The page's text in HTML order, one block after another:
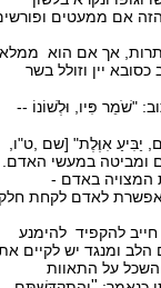
הזה אם ממעטים
אך אם הוא ממלא
יין וזולל בשר
"שֹׁמֵר פִּיו, וּלְשׁוֹנוֹ --
יַבִּיעַ אִוֶּלֶת" [שם ,ט"ו,
ומביטה במעשי האדם.
המצויה באדם -
לאדם לקחת
חייב להקפיד להימנע
ומנגד יש לקיים
על התאוות